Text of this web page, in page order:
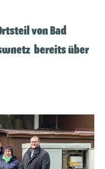
von Bad
bereits über